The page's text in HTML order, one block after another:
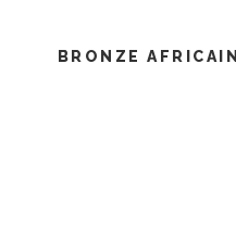
BRONZE AFRICAIN